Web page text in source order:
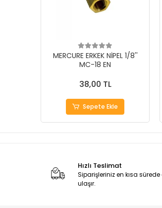
MERCURE ERKEK NİPEL 1/8''
MC-18 EN
38,00 TL
Sepete Ekle
Hızlı Teslimat
Siparişleriniz en kısa sürede
ulaşır.